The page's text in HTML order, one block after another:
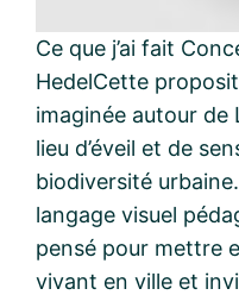
Ce que j’ai fait
HedelCette
imaginée autour de
lieu d’éveil et de
biodiversité
langage visuel
pensé pour mettre
vivant en ville et